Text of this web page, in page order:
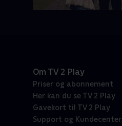
Om TV 2 Play
Priser og abonnement
Her kan du se TV 2 Play
Gavekort til TV 2 Play
Support og Kundecenter